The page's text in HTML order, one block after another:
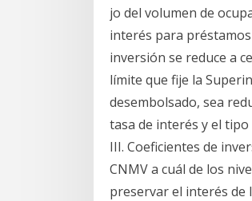
jo del volumen de
interés para
inversión se reduce a
límite que fije la
desembolsado, sea
tasa de interés y el tipo
III. Coeficientes de
CNMV a cuál de los
preservar el interés de